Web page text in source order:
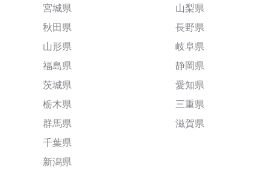
宮城県
秋田県
山形県
福島県
茨城県
栃木県
群馬県
千葉県
新潟県
山梨県
長野県
岐阜県
静岡県
愛知県
三重県
滋賀県